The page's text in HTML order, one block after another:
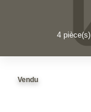
4pièce(s)
Vendu